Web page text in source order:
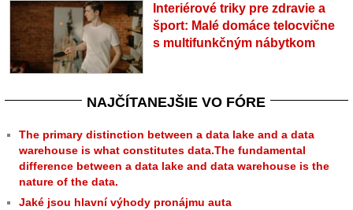
Interiérové triky pre zdravie a
šport: Malé domáce telocvične
s multifunkčným nábytkom
NAJČÍTANEJŠIE VO FÓRE
The primary distinction between a data lake and a data
warehouse is what constitutes data.The fundamental
difference between a data lake and data warehouse is the
nature of the data.
Jaké jsou hlavní výhody pronájmu auta